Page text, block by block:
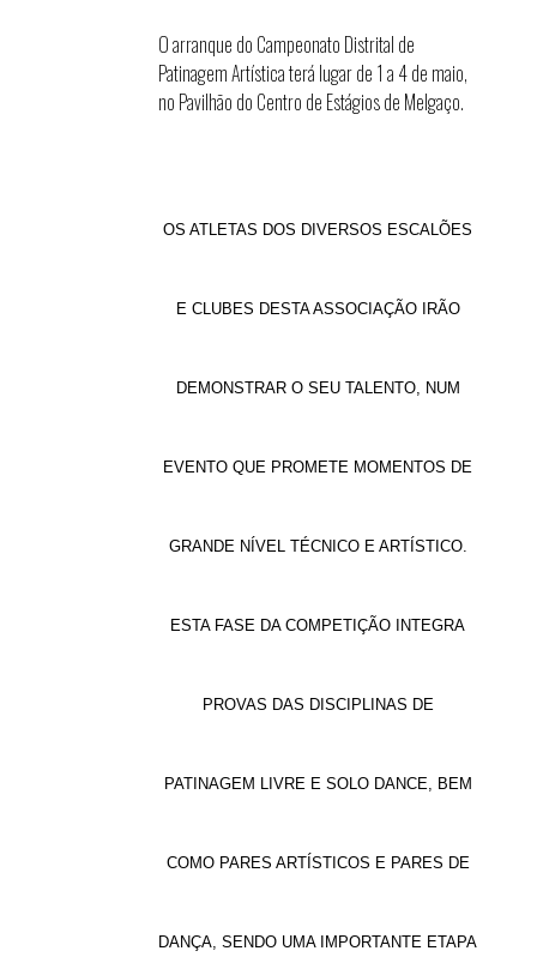
O arranque do Campeonato Distrital de
Patinagem Artística terá lugar de 1 a 4 de maio,
no Pavilhão do Centro de Estágios de Melgaço.
OS ATLETAS DOS DIVERSOS ESCALÕES
E CLUBES DESTA ASSOCIAÇÃOIRÃO
DEMONSTRAR O SEU TALENTO, NUM
EVENTO QUE PROMETE MOMENTOS DE
GRANDE NÍVEL TÉCNICO E ARTÍSTICO.
ESTA FASE DA COMPETIÇÃO INTEGRA
PROVAS DAS DISCIPLINAS DE
PATINAGEM LIVREE SOLO DANCE, BEM
COMO PARES ARTÍSTICOS EPARES DE
DANÇA, SENDO UMA IMPORTANTE ETAPA